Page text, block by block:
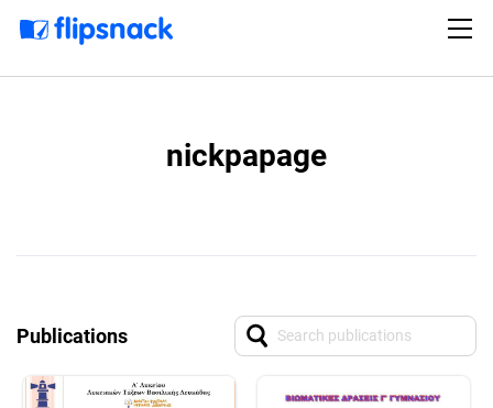
nickpapage
Publications